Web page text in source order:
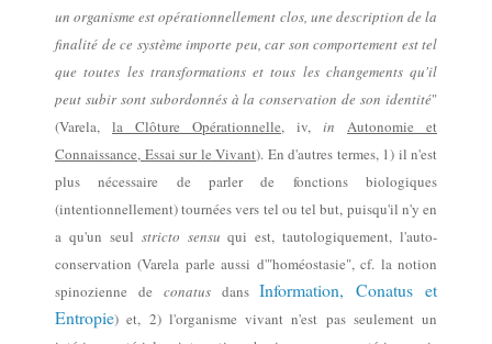
un organisme est opérationnellement clos, une description de la
finalité de ce système importe peu, car son comportement est tel
que toutes les transformations et tous les changements qu'il
peut subir sont subordonnés à la conservation de son identité"
(Varela, la Clôture Opérationnelle, iv, in Autonomie et
Connaissance, Essai sur le Vivant). En d'autres termes, 1) il n'est
plus nécessaire de parler de fonctions biologiques
(intentionnellement) tournées vers tel ou tel but, puisqu'il n'y en
a qu'un seul stricto sensu qui est, tautologiquement, l'auto-
conservation (Varela parle aussi d'"homéostasie",cf. la notion
spinozienne de conatus dansInformation, Conatus et
Entropie) et, 2) l'organisme vivant n'est pas seulement un